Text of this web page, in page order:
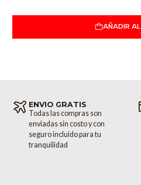
AÑADIR
ENVIO GRATIS
Todas las compras son
enviadas sin costo y con
seguro incluido para tu
tranquilidad